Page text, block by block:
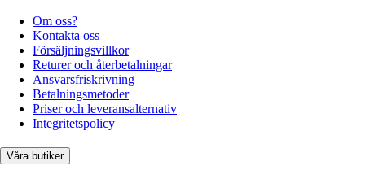
Om oss?
Kontakta oss
Försäljningsvillkor
Returer och återbetalningar
Ansvarsfriskrivning
Betalningsmetoder
Priser och leveransalternativ
Integritetspolicy
Våra butiker